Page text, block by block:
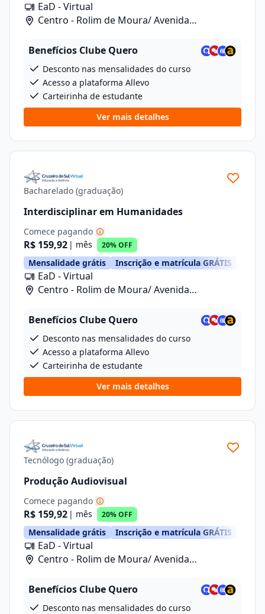
EaD - Virtual
Centro - Rolim de Moura/ Avenida
Benefícios Clube Quero
Desconto nas mensalidades do curso
Acesso a plataforma Allevo
Carteirinha de estudante
Ver mais detalhes
Bacharelado (graduação)
Interdisciplinar em Humanidades
Comece pagando
R$ 159,92 | mês 20% OFF
Mensalidade grátis Inscrição e matrícula GRÁTIS
EaD - Virtual
Centro - Rolim de Moura/ Avenida
Benefícios Clube Quero
Desconto nas mensalidades do curso
Acesso a plataforma Allevo
Carteirinha de estudante
Ver mais detalhes
Tecnólogo (graduação)
Produção Audiovisual
Comece pagando
R$ 159,92 | mês 20% OFF
Mensalidade grátis Inscrição e matrícula GRÁTIS
EaD - Virtual
Centro - Rolim de Moura/ Avenida
Benefícios Clube Quero
Desconto nas mensalidades do curso